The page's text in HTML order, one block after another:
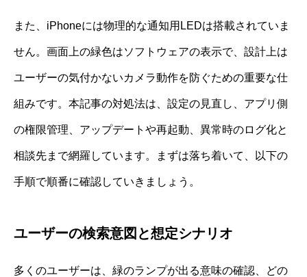
また、iPhoneには物理的な通知用LEDは搭載されていま
せん。画面上の緑色はソフトウェアの表示で、設計上は
ユーザーの気付かないカメラ動作を防ぐための重要な仕
組みです。本記事の対処法は、設定の見直し、アプリ側
の権限管理、アップデートや再起動、異常時のログ化と
相談先まで網羅しています。まずは落ち着いて、以下の
手順で順番に確認していきましょう。
ユーザーの検索意図と想定シナリオ
多くのユーザーは、緑のランプが出る意味の確認、どの